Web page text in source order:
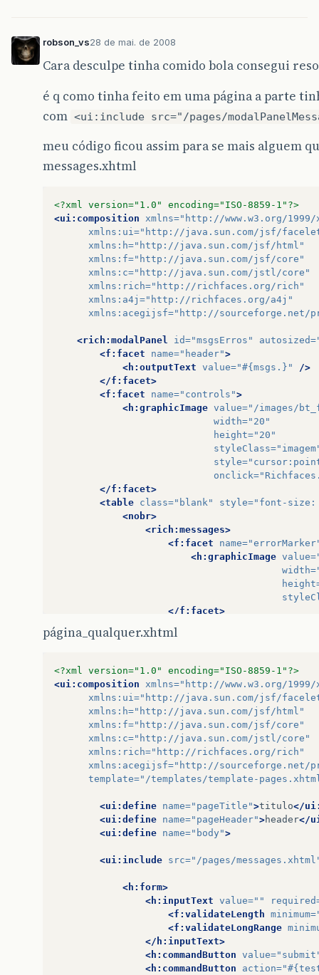
robson_vs28 de mai. de 2008
Cara desculpe tinha comido bola consegui
é q como tinha feito em uma página a parte
com <ui:include src="/pages/
meu código ficou assim para se mais alguem
messages.xhtml
<?xml version="1.0" encoding="ISO-8859-1"?>
<ui:composition
xmlns="http://www.w3.org/1999/
xmlns:ui="http://java.sun.com/jsf/
xmlns:h="http://java.sun.com/jsf/html"
xmlns:f="http://java.sun.com/jsf/core"
xmlns:c="http://java.sun.com/jstl/core"
xmlns:rich="http://richfaces.org/rich"
xmlns:a4j="http://richfaces.org/a4j"
xmlns:acegijsf="http://sourceforge.net/
<rich:modalPanel id="msgsErros" autosized=
<f:facet
name="header">
<h:outputText value="#{msgs.}"
/>
</f:facet>
<f:facet
name="controls">
<h:graphicImage value="/images/
width="20"
height="20"
styleClass=
style=
onclick=
</f:facet>
<table class="blank" style="font-size:
<nobr>
<rich:messages>
<f:facet
name=
<h:graphicImage value=
width=
</f:facet>
</f:facet>
<f:facet
"infoMarker"
<h:graphicImage
</f:facet>
</rich:messages>
</nobr>
</table>
</rich:modalPanel>
página_qualquer.xhtml
<?xml version="1.0" encoding="ISO-8859-1"?>
<ui:composition xmlns="http://www.w3.org/1999/
xmlns:ui="http://java.sun.com/jsf/
xmlns:h="http://java.sun.com/jsf/html"
xmlns:f="http://java.sun.com/jsf/core"
xmlns:c="http://java.sun.com/jstl/core"
xmlns:rich="http://richfaces.org/rich"
xmlns:acegijsf="http://sourceforge.net/
template="/templates/template-
<ui:define name="pageTitle">titulo</
<ui:define name="pageHeader">header</
<ui:define name="body">
<ui:include src="/pages/
<h:form>
<h:inputText value=""
<f:validateLength minimum=
<f:validateLongRange
</h:inputText>
<h:commandButton value=
<h:commandButton
action=